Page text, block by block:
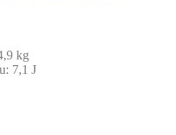
kg
7,1 J